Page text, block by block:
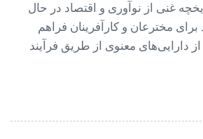
غنی از نوآوری و اقتصاد در حال
مخترعان و کارآفرینان فراهم
دارایی‌های معنوی از طریق فرآیند